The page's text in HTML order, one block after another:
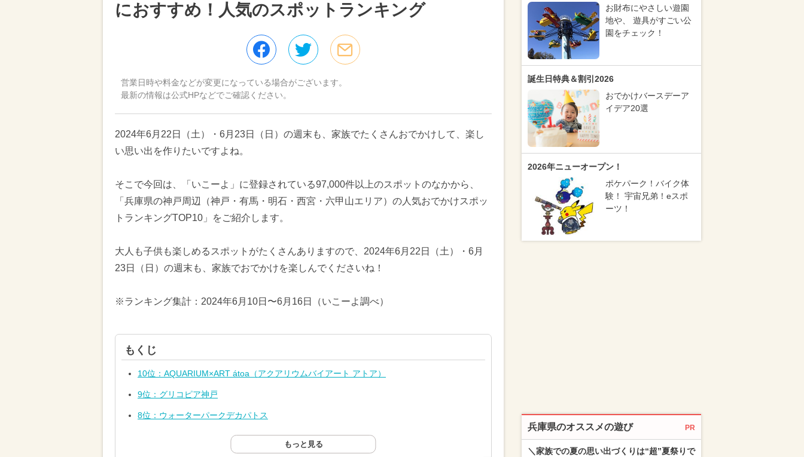
におすすめ！人気のスポットランキング
営業日時や料金などが変更になっている場合がございます。
最新の情報は公式HPなどでご確認ください。
2024年6月22日（土）・6月23日（日）の週末も、家族でたくさんおでかけして、楽し
い思い出を作りたいですよね。
そこで今回は、「いこーよ」に登録されている97,000件以上のスポットのなかから、
「兵庫県の神戸周辺（神戸・有馬・明石・西宮・六甲山エリア）の人気おでかけスポッ
トランキングTOP10」をご紹介します。
大人も子供も楽しめるスポットがたくさんありますので、2024年6月22日（土）・6月
23日（日）の週末も、家族でおでかけを楽しんでくださいね！
※ランキング集計：2024年6月10日〜6月16日（いこーよ調べ）
もくじ
10位：AQUARIUM×ART átoa（アクアリウムバイアート アトア）
9位：グリコピア神戸
8位：ウォーターパークデカパトス
もっと見る
お財布にやさしい遊園
地や、 遊具がすごい公
園をチェック！
誕生日特典＆割引2026
おでかけバースデーア
イデア20選
2026年ニューオープン！
ポケパーク！バイク体
験！ 宇宙兄弟！eスポ
ーツ！
兵庫県のオススメの遊び PR
＼家族での夏の思い出づくりは“超”夏祭りで